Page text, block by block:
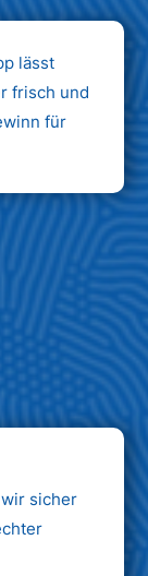
lässt
frisch und
für
sicher